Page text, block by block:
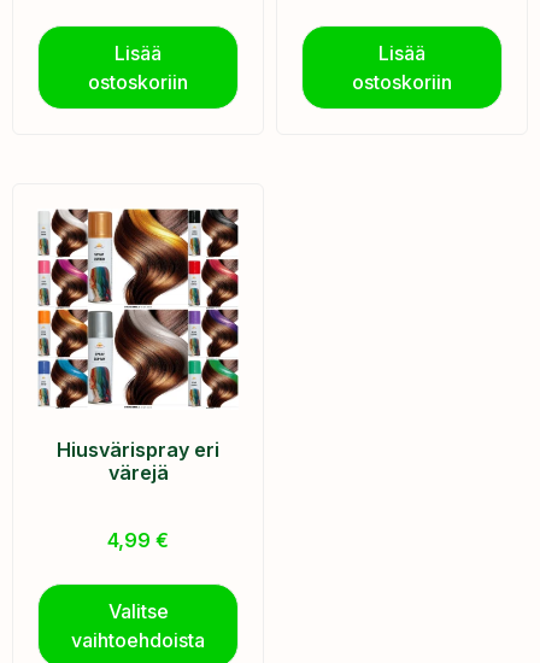
Lisää
ostoskoriin
Lisää
ostoskoriin
Hiusvärispray eri
värejä
4,99 €
Valitse
vaihtoehdoista